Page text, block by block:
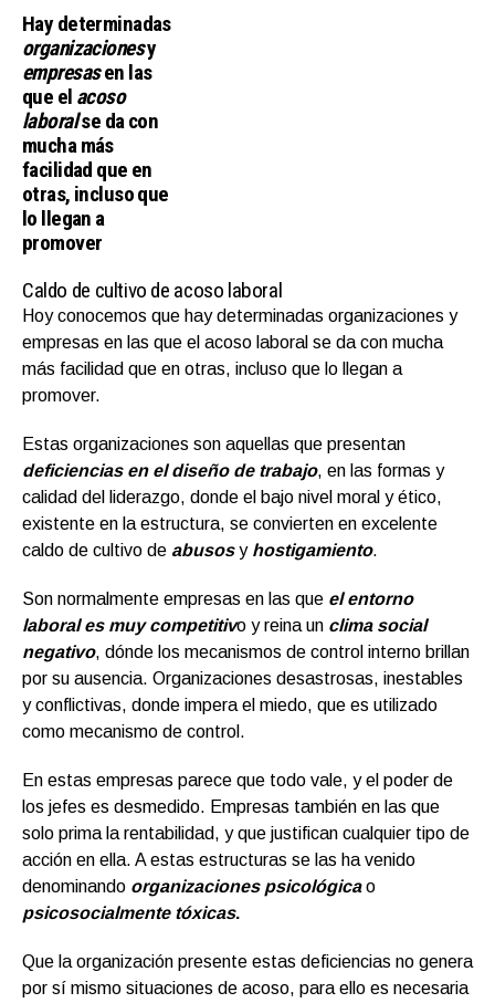
Hay determinadas
organizacionesy
empresasen las
que el acoso
laboralse da con
mucha más
facilidad que en
otras, incluso que
lo llegan a
promover
Caldo de cultivo de acoso laboral
Hoy conocemos que hay determinadas organizaciones y
empresas en las que el acoso laboral se da con mucha
más facilidad que en otras, incluso que lo llegan a
promover.
Estas organizaciones son aquellas que presentan
deficiencias en el diseño de trabajo, en las formas y
calidad del liderazgo, donde el bajo nivel moral y ético,
existente en la estructura, se convierten en excelente
caldo de cultivo de abusosy hostigamiento.
Son normalmente empresas en las que el entorno
laboral es muy competitivo y reina un clima social
negativo, dónde los mecanismos de control interno brillan
por su ausencia. Organizaciones desastrosas, inestables
y conflictivas, donde impera el miedo, que es utilizado
como mecanismo de control.
En estas empresas parece que todo vale, y el poder de
los jefes es desmedido. Empresas también en las que
solo prima la rentabilidad, y que justifican cualquier tipo de
acción en ella. A estas estructuras se las ha venido
denominando organizaciones psicológicao
psicosocialmente tóxicas.
Que la organización presente estas deficiencias no genera
por sí mismo situaciones de acoso, para ello es necesaria